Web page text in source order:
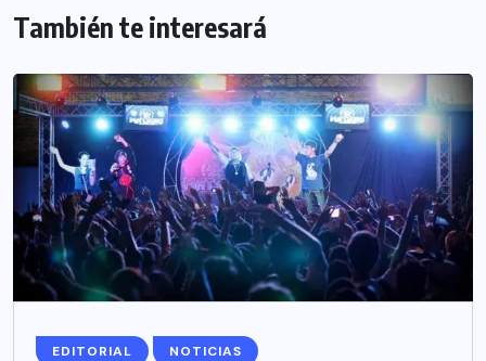
También te interesará
EDITORIAL NOTICIAS